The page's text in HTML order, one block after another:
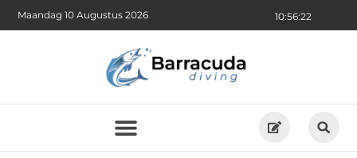
10:56:23
Maandag 10 Augustus 2026